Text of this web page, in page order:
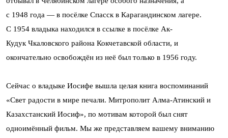
с 1948 года — в посёлке Спасск в Карагандинском лагере.
С 1954 владыка находился в ссылке в посёлке Ак-
Кудук Чкаловского района Кокчетавской области, и
окончательно освобождён из неё был только в 1956 году.
Сейчас о владыке Иосифе вышла целая книга воспоминаний
«Свет радости в мире печали. Митрополит Алма-Атинский и
Казахстанский Иосиф», по мотивам которой был снят
одноимённый фильм. Мы же представляем вашему вниманию